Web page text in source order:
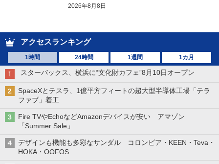
2026年8月8日
アクセスランキング
1時間 24時間 1週間 1カ月
スターバックス、横浜に“文化財カフェ”8月10日オープン
SpaceXとテスラ、1億平方フィートの超大型半導体工場「テラ
ファブ」着工
Fire TVやEchoなどAmazonデバイスが安い アマゾン
「Summer Sale」
デザインも機能も多彩なサンダル コロンビア・KEEN・Teva・
HOKA・OOFOS